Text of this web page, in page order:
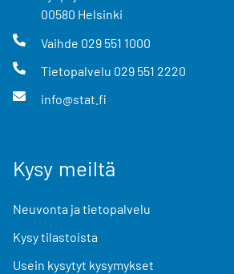
00580 Helsinki
Vaihde 029 551 1000
Tietopalvelu 029 551 2220
info@stat.fi
Kysy meiltä
Neuvonta ja tietopalvelu
Kysy tilastoista
Usein kysytyt kysymykset